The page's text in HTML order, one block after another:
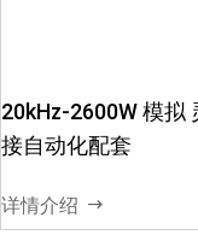
20kHz-2600W 模拟
接自动化配套
详情介绍
可长时间工作02、
电路设计，减少超
智能软件调频，保
能器谐振频率04、